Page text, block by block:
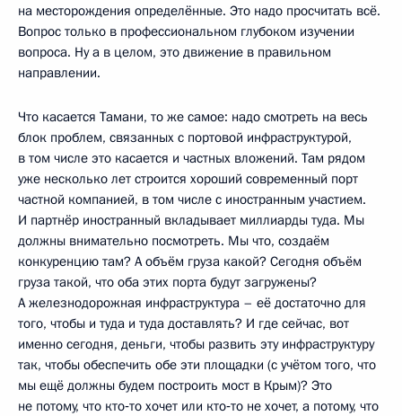
на месторождения определённые. Это надо просчитать всё.
Вопрос только в профессиональном глубоком изучении
вопроса. Ну а в целом, это движение в правильном
направлении.
Что касается Тамани, то же самое: надо смотреть на весь
блок проблем, связанных с портовой инфраструктурой,
в том числе это касается и частных вложений. Там рядом
уже несколько лет строится хороший современный порт
частной компанией, в том числе с иностранным участием.
И партнёр иностранный вкладывает миллиарды туда. Мы
должны внимательно посмотреть. Мы что, создаём
конкуренцию там? А объём груза какой? Сегодня объём
груза такой, что оба этих порта будут загружены?
А железнодорожная инфраструктура – е­ё достаточно для
того, чтобы и туда и туда доставлять? И где сейчас, вот
именно сегодня, деньги, чтобы развить эту инфраструктуру
так, чтобы обеспечить обе эти площадки (с учётом того, что
мы ещё должны будем построить мост в Крым)? Это
не потому, что кто‑то хочет или кто‑то не хочет, а потому, что